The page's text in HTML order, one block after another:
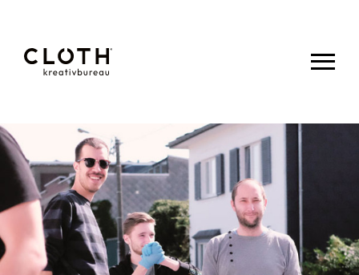
kreativbureau
- Wir sind
eine junge,
kreative